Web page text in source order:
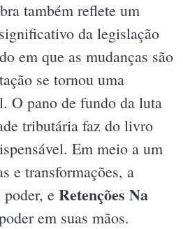
também reflete um
da legislação
em que as mudanças são
se tornou uma
O pano de fundo da luta
tributária faz do livro
Em meio a um
e transformações, a
e Retenções Na
em suas mãos.